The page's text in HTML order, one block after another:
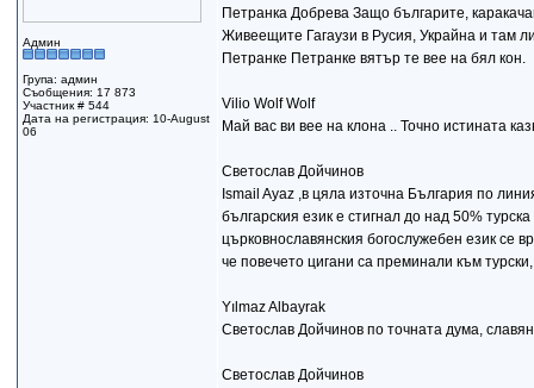
Админ
Група: админ
Съобщения: 17 873
Участник # 544
Дата на регистрация: 10-August
06
Петранка Добрева Защо българите,
Живеещите Гагаузи в Русия, Украйна и там
Петранке Петранке вятър те вее на бял кон.
Vilio Wolf Wolf
Май вас ви вее на клона .. Точно истината
Светослав Дойчинов
Ismail Ayaz ,в цяла източна България по
българския език е стигнал до над 50%
църковнославянския богослужебен език се
че повечето цигани са преминали към
Yılmaz Albayrak
Светослав Дойчинов по точната дума,
Светослав Дойчинов